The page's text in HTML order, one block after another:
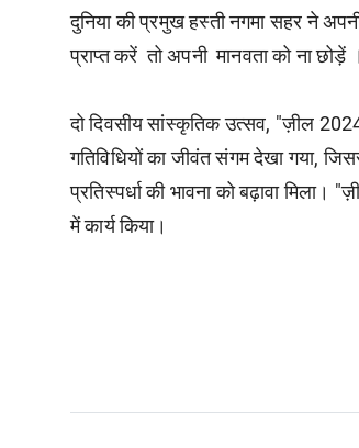
दुनिया की प्रमुख हस्ती नगमा सहर ने
प्राप्त करें तो अपनी मानवता को ना छोड़ें ।
दो दिवसीय सांस्कृतिक उत्सव, "ज़ील
गतिविधियों का जीवंत संगम देखा गया,
प्रतिस्पर्धा की भावना को बढ़ावा
में कार्य किया।